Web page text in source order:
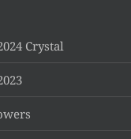
Crystal